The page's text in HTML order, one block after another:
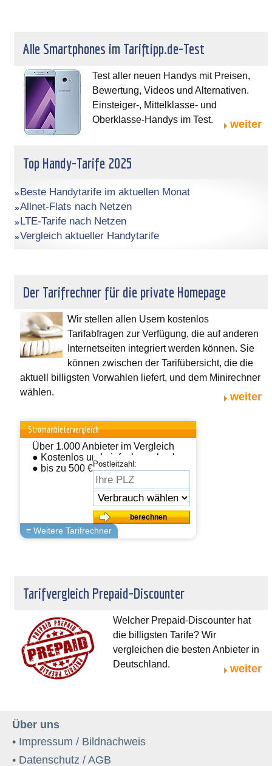
Alle Smartphones im Tariftipp.de-Test
Test aller neuen Handys mit Preisen,
Bewertung, Videos und Alternativen.
Einsteiger-, Mittelklasse- und
Oberklasse-Handys im Test.
weiter
Top Handy-Tarife 2025
Beste Handytarife im aktuellen Monat
Allnet-Flats nach Netzen
LTE-Tarife nach Netzen
Vergleich aktueller Handytarife
Der Tarifrechner für die private Homepage
Wir stellen allen Usern kostenlos
Tarifabfragen zur Verfügung, die auf anderen
Internetseiten integriert werden können. Sie
können zwischen der Tarifübersicht, die die
aktuell billigsten Vorwahlen liefert, und dem Minirechner
wählen.
weiter
Stromanbietervergleich
Über 1.000 Anbieter im Vergleich
● Kostenlos und einfach wechseln
● bis zu 500 € sparen
Postleitzahl:
Tarifvergleich Prepaid-Discounter
Welcher Prepaid-Discounter hat
die billigsten Tarife? Wir
vergleichen die besten Anbieter in
Deutschland.
weiter
Über uns
• Impressum / Bildnachweis
• Datenschutz / AGB